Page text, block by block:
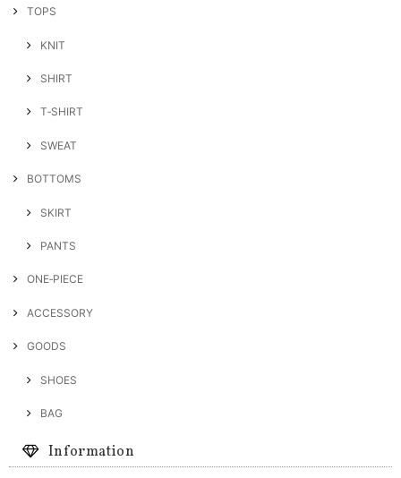
TOPS
KNIT
SHIRT
T‐SHIRT
SWEAT
BOTTOMS
SKIRT
PANTS
ONE‐PIECE
ACCESSORY
GOODS
SHOES
BAG
Information